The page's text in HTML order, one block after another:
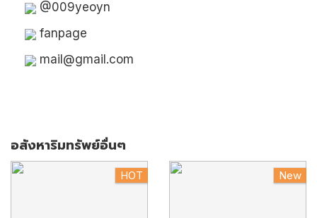
@009yeoyn
fanpage
mail@gmail.com
อสังหาริมทรัพย์อื่นๆ
HOT New